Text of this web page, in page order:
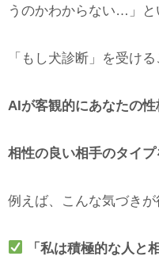
うのかわからない…」と
「もし犬診断」を受ける
AIが客観的にあなたの性
相性の良い相手のタイ
例えば、こんな気づき
「私は積極的な人と